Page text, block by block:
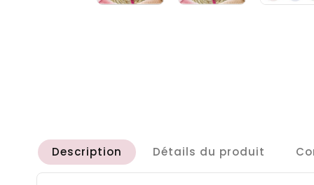
Description Détails du produit